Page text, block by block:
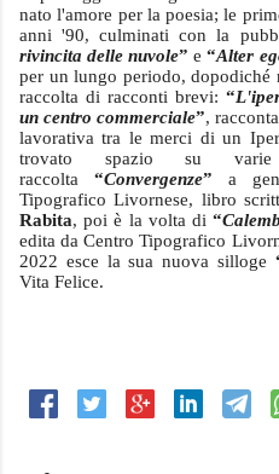
nato l'amore per la poesia; le
anni '90, culminati con la
rivincita delle nuvole” e “Alter
per un lungo periodo, dopodiché
raccolta di racconti brevi: “
un centro commerciale”,
lavorativa tra le merci di un
trovato spazio su
raccolta “Convergenze” a
Tipografico Livornese, libro
Rabita, poi è la volta di “
edita da Centro Tipografico
2022 esce la sua nuova silloge
Vita Felice.